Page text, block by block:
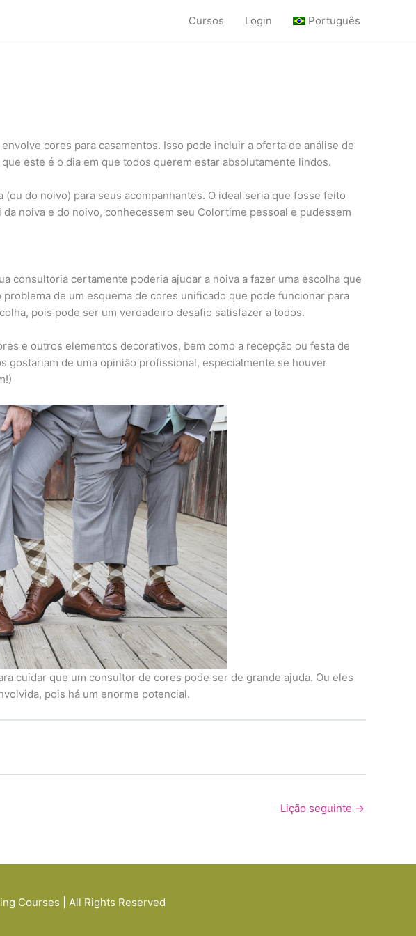
Cursos Login Português
cores para casamentos. Isso pode incluir a oferta de análise de
este é o dia em que todos querem estar absolutamente lindos.
do noivo) para seus acompanhantes. O ideal seria que fosse feito
noiva e do noivo, conhecessem seu Colortime pessoal e pudessem
consultoria certamente poderia ajudar a noiva a fazer uma escolha que
de um esquema de cores unificado que pode funcionar para
pois pode ser um verdadeiro desafio satisfazer a todos.
e outros elementos decorativos, bem como a recepção ou festa de
gostariam de uma opinião profissional, especialmente se houver
cuidar que um consultor de cores pode ser de grande ajuda. Ou eles
pois há um enorme potencial.
Lição seguinte →
Courses | All Rights Reserved